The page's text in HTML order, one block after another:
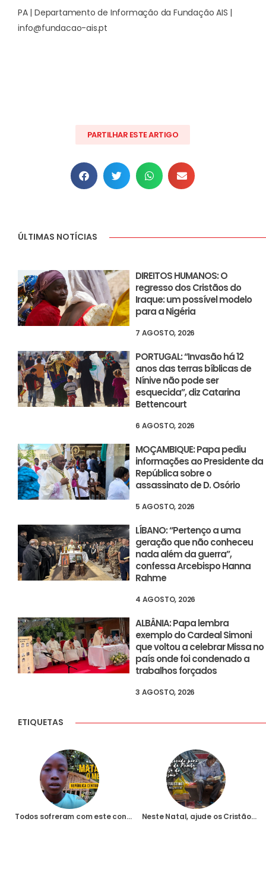
PA | Departamento de Informação da Fundação AIS |
info@fundacao-ais.pt
PARTILHAR ESTE ARTIGO
ÚLTIMAS NOTÍCIAS
DIREITOS HUMANOS: O
regresso dos Cristãos do
Iraque: um possível modelo
para a Nigéria
7 AGOSTO, 2026
PORTUGAL: “Invasão há 12
anos das terras bíblicas de
Nínive não pode ser
esquecida”, diz Catarina
Bettencourt
6 AGOSTO, 2026
MOÇAMBIQUE: Papa pediu
informações ao Presidente da
República sobre o
assassinato de D. Osório
5 AGOSTO, 2026
LÍBANO: “Pertenço a uma
geração que não conheceu
nada além da guerra”,
confessa Arcebispo Hanna
Rahme
4 AGOSTO, 2026
ALBÂNIA: Papa lembra
exemplo do Cardeal Simoni
que voltou a celebrar Missa no
país onde foi condenado a
trabalhos forçados
3 AGOSTO, 2026
ETIQUETAS
Todos sofreram com este conflito Neste Natal, ajude os Cristãos perseguidos de Moçambique